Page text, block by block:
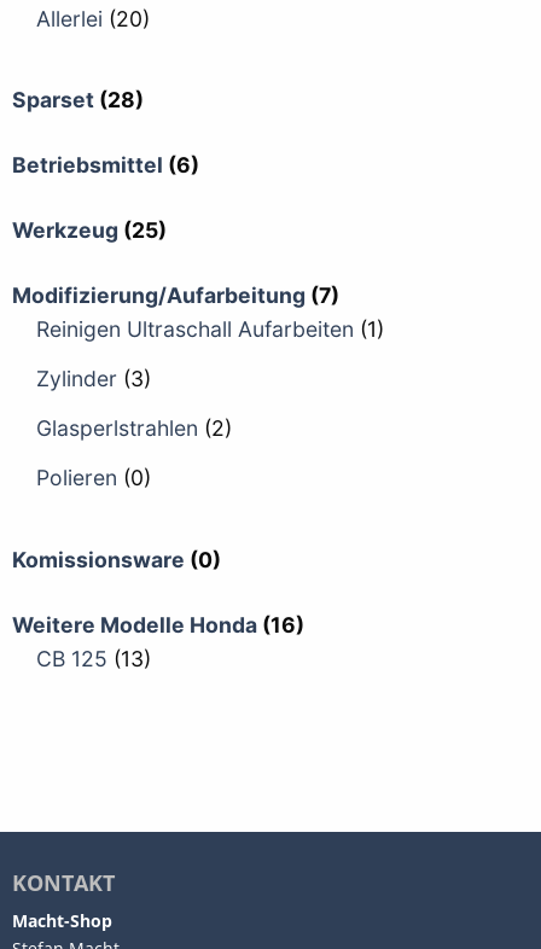
Allerlei (20)
Sparset (28)
Betriebsmittel (6)
Werkzeug (25)
Modifizierung/Aufarbeitung (7)
Reinigen Ultraschall Aufarbeiten (1)
Zylinder (3)
Glasperlstrahlen (2)
Polieren (0)
Komissionsware (0)
Weitere Modelle Honda (16)
CB 125 (13)
KONTAKT
Macht-Shop